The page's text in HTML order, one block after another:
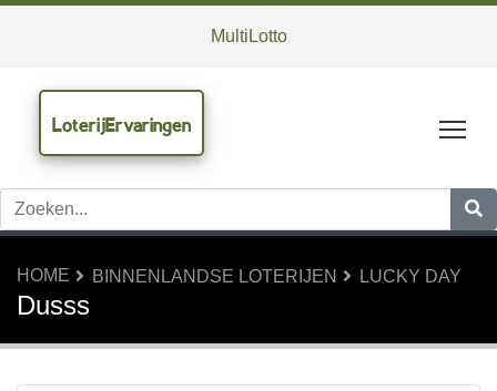
MultiLotto
LoterijErvaringen
HOME BINNENLANDSE LOTERIJEN LUCKY DAY
Dusss